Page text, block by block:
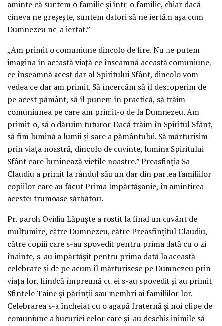
aminte că suntem o familie și într-o familie, chiar dacă
cineva ne greșește, suntem datori să ne iertăm așa cum
Dumnezeu ne-a iertat.”
„Am primit o comuniune dincolo de fire. Nu ne putem
imagina în această viață ce înseamnă această comuniune,
ce înseamnă acest dar al Spiritului Sfânt, dincolo vom
vedea ce dar am primit. Să încercăm să îl descoperim de
pe acest pământ, să îl punem în practică, să trăim
comuniunea pe care am primit-o de la Dumnezeu. Am
primit-o, să o dăruim tuturor. Dacă trăim în Spiritul Sfânt,
să fim lumină a lumii și sare a pământului. Să mărturisim
prin viața noastră, dincolo de cuvinte, lumina Spiritului
Sfânt care luminează viețile noastre.” Preasfinția Sa
Claudiu a primit la rândul său un dar din partea familiilor
copiilor care au făcut Prima Împărtășanie, în amintirea
acestei frumoase sărbători.
Pr. paroh Ovidiu Lăpuște a rostit la final un cuvânt de
mulțumire, către Dumnezeu, către Preasfințitul Claudiu,
către copiii care s-au spovedit pentru prima dată cu o zi
înainte, s-au împărtășit pentru prima dată la această
celebrare și de pe acum îl mărturisesc pe Dumnezeu prin
viața lor, fiindcă împreună cu ei s-au spovedit și au primit
Sfintele Taine și părinții sau membri ai familiilor lor.
Celebrarea s-a încheiat cu o agapă fraternă și noi clipe de
comuniune a bucuriei celor care și-au deschis inimile să